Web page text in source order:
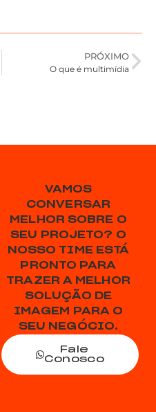
PRÓXIMO
O que é multimídia
VAMOS
CONVERSAR
MELHOR SOBRE O
SEU PROJETO? O
NOSSO TIME ESTÁ
PRONTO PARA
TRAZER A MELHOR
SOLUÇÃO DE
IMAGEM PARA O
SEU NEGÓCIO.
Fale
Conosco